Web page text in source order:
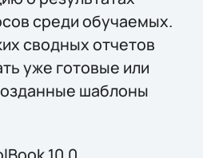
среди обучаемых.
сводных отчетов
уже готовые или
шаблоны